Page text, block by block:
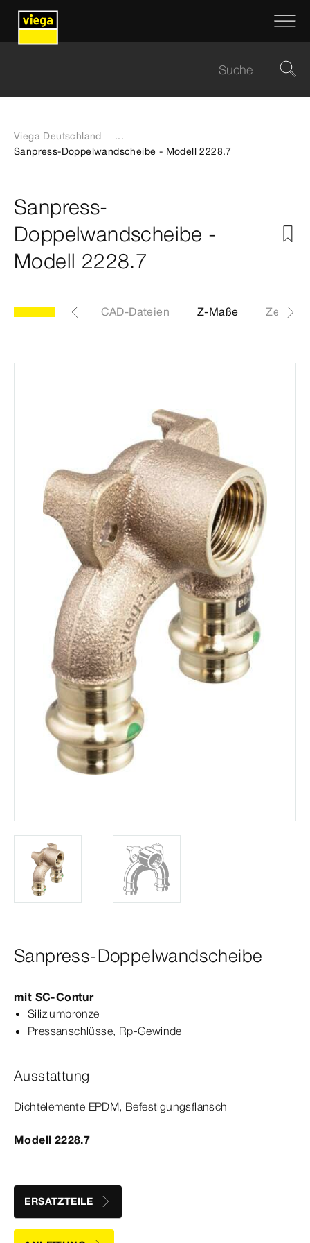
Viega Deutschland
...
Sanpress-Doppelwandscheibe - Modell 2228.7
Sanpress-
Doppelwandscheibe -
Modell 2228.7
Etiketten CAD-Dateien Z-Maße
Sanpress-Doppelwandscheibe
mit SC‑Contur
Siliziumbronze
Pressanschlüsse, Rp‑Gewinde
Ausstattung
Dicht­elemente EPDM, Befestigungsflansch
Modell 2228.7
ERSATZTEILE